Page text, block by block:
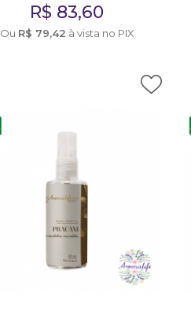
R$ 83,60
Ou R$ 79,42 à vista no PIX